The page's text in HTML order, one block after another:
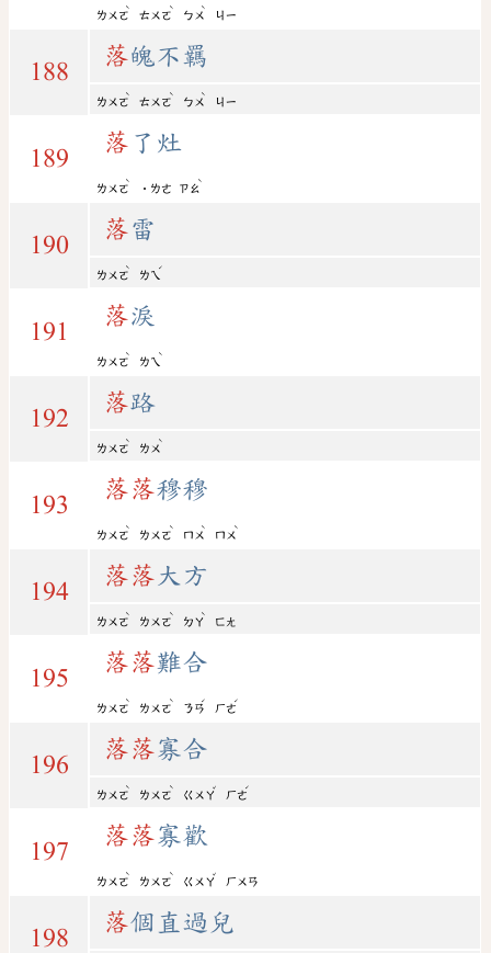
ㄌㄨㄛ
ˋ
ㄊㄨㄛ
ˋ
ㄅㄨ
ˋ
ㄐㄧ
188
落魄不羈
ㄌㄨㄛ
ˋ
ㄊㄨㄛ
ˋ
ㄅㄨ
ˋ
ㄐㄧ
189
落 了灶
ㄌㄨㄛ
ˋ
˙ㄌㄜ ㄗㄠ
ˋ
190
落雷
ㄌㄨㄛ
ˋ
ㄌㄟ
ˊ
191
落淚
ㄌㄨㄛ
ˋ
ㄌㄟ
ˋ
192
落路
ㄌㄨㄛ
ˋ
ㄌㄨ
ˋ
193
落落穆穆
ㄌㄨㄛ
ˋ
ㄌㄨㄛ
ˋ
ㄇㄨ
ˋ
ㄇㄨ
ˋ
194
落落 大方
ㄌㄨㄛ
ˋ
ㄌㄨㄛ
ˋ
ㄉㄚ
ˋ
ㄈㄤ
195
落落難合
ㄌㄨㄛ
ˋ
ㄌㄨㄛ
ˋ
ㄋㄢ
ˊ
ㄏㄜ
ˊ
196
落落寡合
ㄌㄨㄛ
ˋ
ㄌㄨㄛ
ˋ
ㄍㄨㄚ
ˇ
ㄏㄜ
ˊ
197
落落寡歡
ㄌㄨㄛ
ˋ
ㄌㄨㄛ
ˋ
ㄍㄨㄚ
ˇ
ㄏㄨㄢ
198
落個直過兒